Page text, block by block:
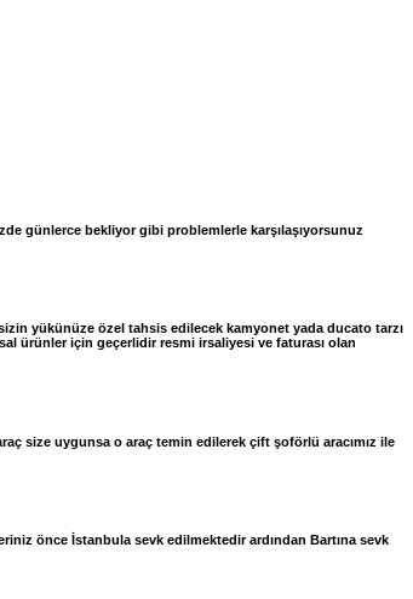
günlerce bekliyor gibi problemlerle karşılaşıyorsunuz
yükünüze özel tahsis edilecek kamyonet yada ducato tarzı
ürünler için geçerlidir resmi irsaliyesi ve faturası olan
size uygunsa o araç temin edilerek çift şoförlü aracımız ile
önce İstanbula sevk edilmektedir ardından Bartına sevk